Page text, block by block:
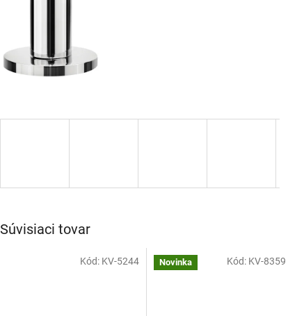
Súvisiaci tovar
Kód: KV-5244 Novinka Kód: KV-8359